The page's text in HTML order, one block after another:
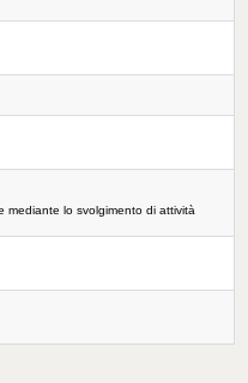
mediante lo svolgimento di attività